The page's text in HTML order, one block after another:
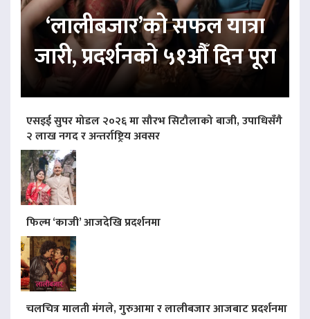
‘लालीबजार’को सफल यात्रा
जारी, प्रदर्शनको ५१औँ दिन पूरा
एसइई सुपर मोडल २०२६ मा सौरभ सिटौलाको बाजी, उपाधिसँगै
२ लाख नगद र अन्तर्राष्ट्रिय अवसर
फिल्म ‘काजी’ आजदेखि प्रदर्शनमा
चलचित्र मालती मंगले, गुरुआमा र लालीबजार आजबाट प्रदर्शनमा